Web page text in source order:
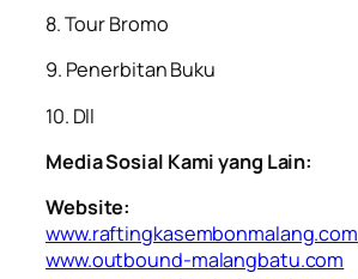
8. ⁠⁠Tour Bromo
9. ⁠⁠Penerbitan Buku
10. ⁠Dll
Media Sosial Kami yang Lain:
Website:
www.raftingkasembonmalang.com
www.outbound-malangbatu.com